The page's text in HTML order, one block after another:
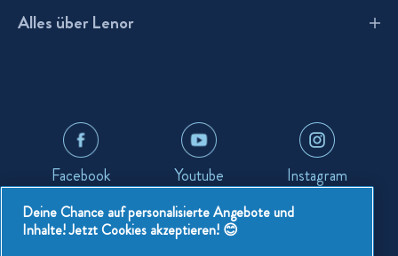
Wäsche FAQs
Waschmittel
Trocknertücher
Alles über Lenor
Nachhaltigkeit
Kontaktieren Sie Uns
Lenor Markenbotschafter
Facebook Youtube
Instagram
Deine Chance auf personalisierte Angebote und
Inhalte! Jetzt Cookies akzeptieren! 😊